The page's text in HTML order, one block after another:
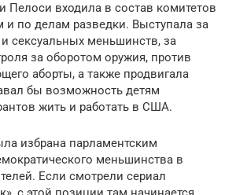
Пелоси входила в состав комитетов
и по делам разведки. Выступала за
и сексуальных меньшинств, за
за оборотом оружия, против
аборты, а также продвигала
бы возможность детям
жить и работать в США.
избрана парламентским
меньшинства в
Если смотрели сериал